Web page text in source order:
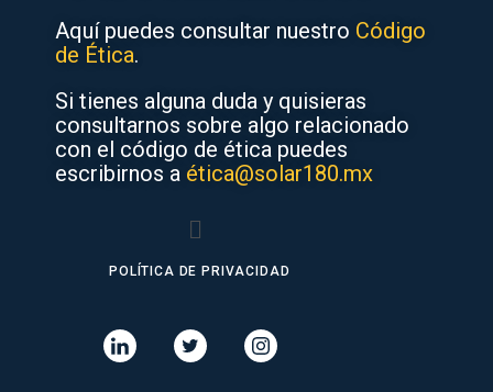
Aquí puedes consultar nuestro Código
de Ética.
Si tienes alguna duda y quisieras
consultarnos sobre algo relacionado
con el código de ética puedes
escribirnos a ética@solar180.mx
POLÍTICA DE PRIVACIDAD